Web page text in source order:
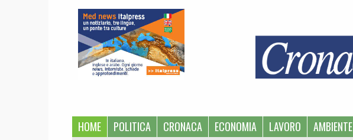
HOME POLITICA CRONACA ECONOMIA LAVORO AMBIENTE